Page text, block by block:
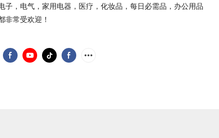
子，电气，家用电器，医疗，化妆品，每日必需品，办公用品
非常受欢迎！